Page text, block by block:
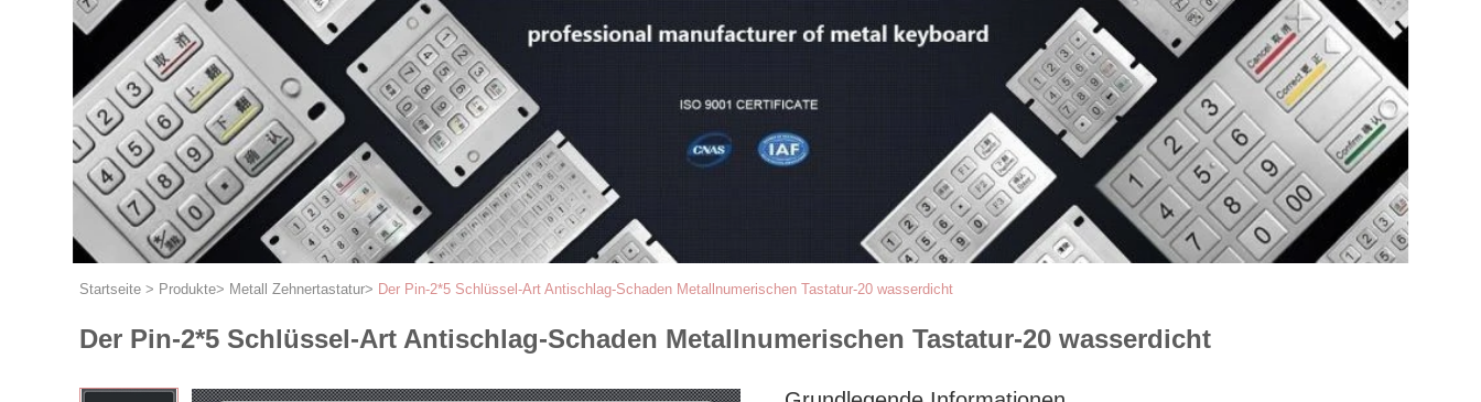
Startseite > Produkte> Metall Zehnertastatur> Der Pin-2*5 Schlüssel-Art Antischlag-Schaden Metallnumerischen Tastatur-20 wasserdicht
Der Pin-2*5 Schlüssel-Art Antischlag-Schaden Metallnumerischen Tastatur-20 wasserdicht